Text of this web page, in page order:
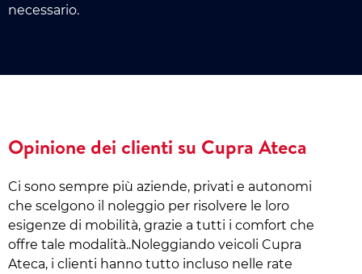
necessario.
Opinione dei clienti su Cupra Ateca
Ci sono sempre più aziende, privati e autonomi
che scelgono il noleggio per risolvere le loro
esigenze di mobilità, grazie a tutti i comfort che
offre tale modalità..Noleggiando veicoli Cupra
Ateca, i clienti hanno tutto incluso nelle rate